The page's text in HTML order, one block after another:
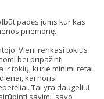
padės jums kur kas
priemonę.
Vieni renkasi tokius
bei pripažinti
ir tokių, kurie minimi retai.
kai norisi
Tai yra daugeliui
savimi, savo